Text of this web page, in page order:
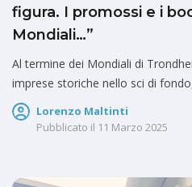
figura. I promossi e i
Mondiali…”
Al termine dei Mondiali di
imprese storiche nello sci di
Lorenzo Maltinti
Pubblicato il 11 Marzo 2025